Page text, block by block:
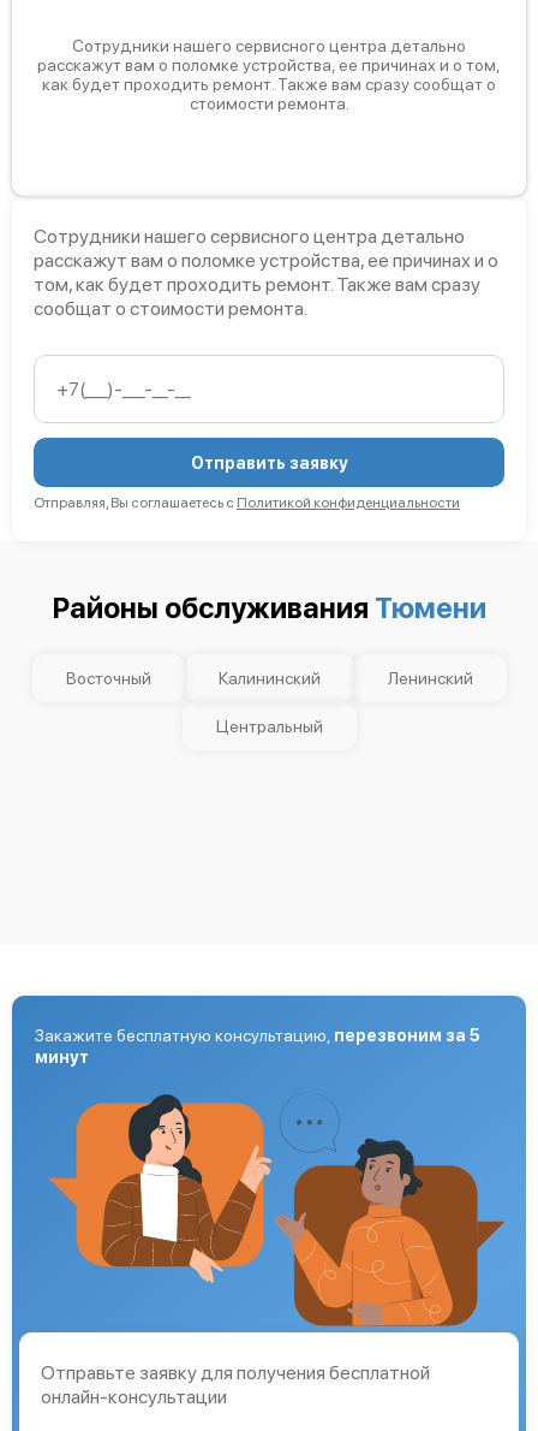
Сотрудники нашего сервисного центра детально
расскажут вам о поломке устройства, ее причинах и о том,
как будет проходить ремонт. Также вам сразу сообщат о
стоимости ремонта.
Сотрудники нашего сервисного центра детально
расскажут вам о поломке устройства, ее причинах и о
том, как будет проходить ремонт. Также вам сразу
сообщат о стоимости ремонта.
Отправить заявку
Отправляя, Вы соглашаетесь с Политикой конфиденциальности
Районы обслуживания Тюмени
Восточный Калининский Ленинский
Центральный
Отправьте заявку для получения бесплатной
онлайн-консультации
Закажите бесплатную консультацию, перезвоним за 5
минут